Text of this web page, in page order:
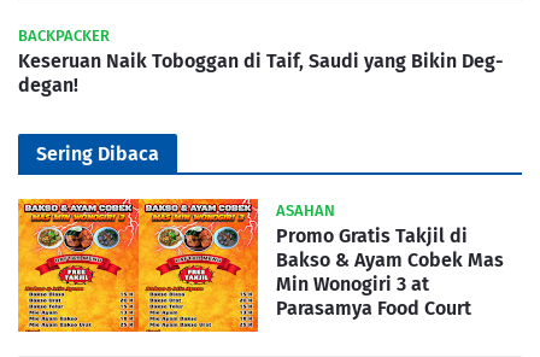
BACKPACKER
Keseruan Naik Toboggan di Taif, Saudi yang Bikin Deg-
degan!
Sering Dibaca
ASAHAN
Promo Gratis Takjil di
Bakso & Ayam Cobek Mas
Min Wonogiri 3 at
Parasamya Food Court